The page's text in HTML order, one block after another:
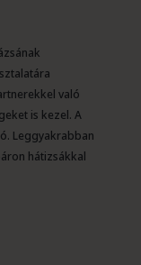
való
is kezel. A
Leggyakrabban
hátizsákkal